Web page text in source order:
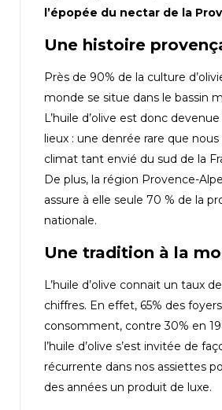
l’épopée du nectar de la
Une histoire
Près de 90% de la culture
monde se situe dans le bassin
L’huile d’olive est donc
lieux : une denrée rare que
climat tant envié du sud de la
De plus, la région Provence-
assure à elle seule 70 % de la
nationale.
Une tradition à la
L’huile d’olive connait un taux
chiffres. En effet, 65% des
consomment, contre 30% en
l’huile d’olive s’est invitée de
récurrente dans nos assiettes
des années un produit de luxe.